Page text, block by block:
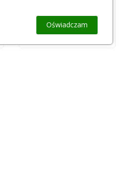
192,85 zł
Oświadczam